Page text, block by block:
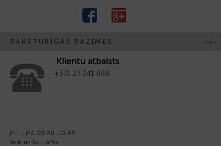
RAKSTURĪGĀS PAZĪMES
Klientu atbalsts
+371 27 241 888
Pm. - Pkt. 09:00 - 18:00
Sest. un Sv. - brīvs.